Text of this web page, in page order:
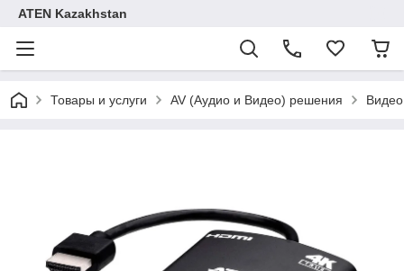
ATEN Kazakhstan
Товары и услуги AV (Аудио и Видео) решения Видео